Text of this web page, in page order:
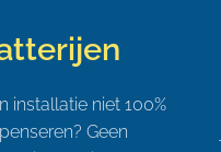
installatie niet 100%
Geen